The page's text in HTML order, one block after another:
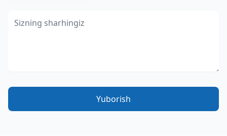
Yuborish